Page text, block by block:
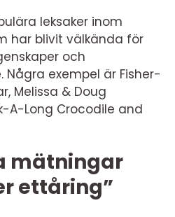
leksaker inom
har blivit välkända för
och
exempel är Fisher-
Melissa & Doug
A-Long Crocodile and
mätningar
ettåring”